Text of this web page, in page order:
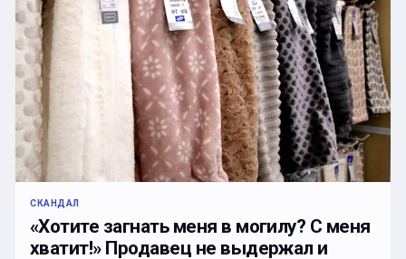
СКАНДАЛ
«Хотите загнать меня в могилу? С меня
хватит!» Продавец не выдержал и